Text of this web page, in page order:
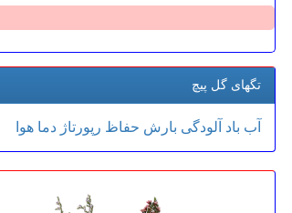
تگهای گل پیچ
آب باد آلودگی بارش حفاظ رپورتاژ دما هوا